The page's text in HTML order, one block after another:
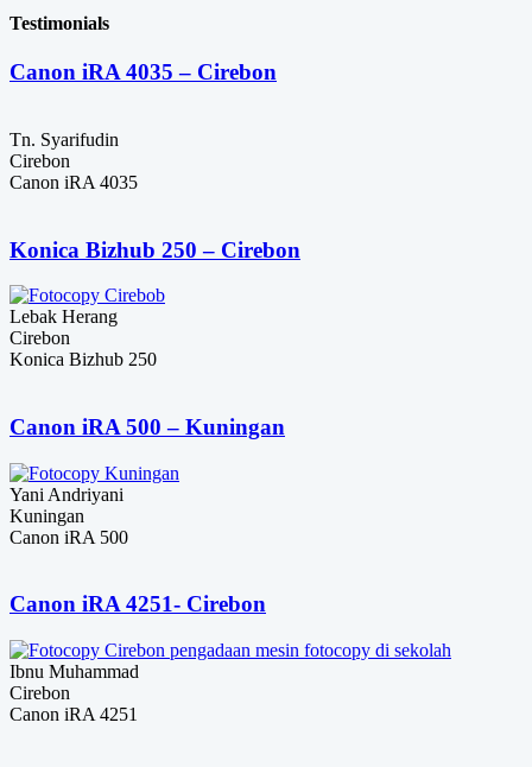
adalah:
Rp56,000,000.
Testimonials
Canon iRA 4035 – Cirebon
Tn. Syarifudin
Cirebon
Canon iRA 4035
Konica Bizhub 250 – Cirebon
Lebak Herang
Cirebon
Konica Bizhub 250
Canon iRA 500 – Kuningan
Yani Andriyani
Kuningan
Canon iRA 500
Canon iRA 4251- Cirebon
Ibnu Muhammad
Cirebon
Canon iRA 4251